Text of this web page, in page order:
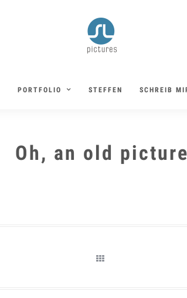
PORTFOLIO STEFFEN SCHREIB
Oh, an old picture